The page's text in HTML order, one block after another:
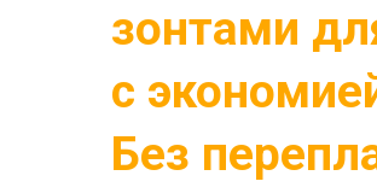
зонтами
с
Без